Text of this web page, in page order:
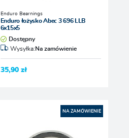
Enduro Bearnings
Enduro łożysko Abec 3 696 LLB
6x15x5
Dostępny
Wysyłka:Na zamówienie
35,90 zł
NA ZAMÓWIENIE